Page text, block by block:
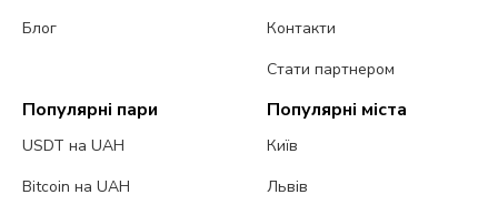
Блог
Контакти
Стати партнером
Популярні пари
USDT на UAH
Bitcoin на UAH
Популярні міста
Київ
Львів